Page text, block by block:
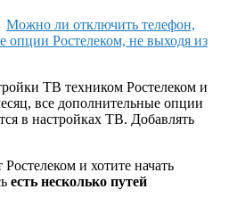
Можно ли отключить телефон,
опции Ростелеком, не выходя из
ТВ техником Ростелеком и
все дополнительные опции
в настройках ТВ. Добавлять
и хотите начать
есть несколько путей